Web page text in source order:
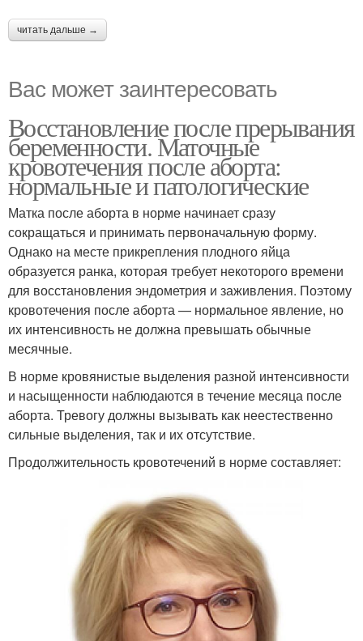
читать дальше →
Вас может заинтересовать
Восстановление после прерывания
беременности. Маточные
кровотечения после аборта:
нормальные и патологические
Матка после аборта в норме начинает сразу
сокращаться и принимать первоначальную форму.
Однако на месте прикрепления плодного яйца
образуется ранка, которая требует некоторого времени
для восстановления эндометрия и заживления. Поэтому
кровотечения после аборта — нормальное явление, но
их интенсивность не должна превышать обычные
месячные.
В норме кровянистые выделения разной интенсивности
и насыщенности наблюдаются в течение месяца после
аборта. Тревогу должны вызывать как неестественно
сильные выделения, так и их отсутствие.
Продолжительность кровотечений в норме составляет: